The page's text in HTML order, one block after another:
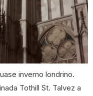
inverno londrino.
Tothill St. Talvez a